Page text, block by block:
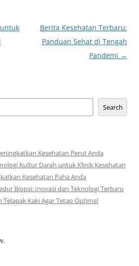
Berita Kesehatan Terbaru:
Panduan Sehat di Tengah
Pandemi →
Search
Kesehatan Perut Anda
Kultur Darah untuk Klinik Kesehatan
Kesehatan Paha Anda
Biopsi: Inovasi dan Teknologi Terbaru
Telapak Kaki Agar Tetap Optimal